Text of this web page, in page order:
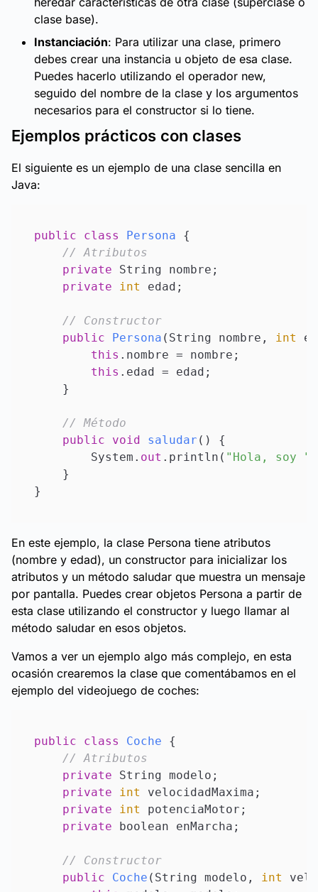
clase base).
Instanciación: Para utilizar una clase, primero
debes crear una instancia u objeto de esa clase.
Puedes hacerlo utilizando el operador new,
seguido del nombre de la clase y los argumentos
necesarios para el constructor si lo tiene.
Ejemplos prácticos con clases
El siguiente es un ejemplo de una clase sencilla en
Java:
public class Persona {
// Atributos
private String nombre;
private
int edad;
// Constructor
public
Persona ( String nombre, int
this .nombre = nombre;
this .edad = edad;
    }
// Método
public
void saludar ()
{
        System.
out .println( "Hola, soy "
    }
En este ejemplo, la clase Persona tiene atributos
(nombre y edad), un constructor para inicializar los
atributos y un método saludar que muestra un mensaje
por pantalla. Puedes crear objetos Persona a partir de
esta clase utilizando el constructor y luego llamar al
método saludar en esos objetos.
Vamos a ver un ejemplo algo más complejo, en esta
ocasión crearemos la clase que comentábamos en el
ejemplo del videojuego de coches:
public class Coche {
// Atributos
private String modelo;
private
int
velocidadMaxima;
private
int
potenciaMotor;
private boolean enMarcha;
// Constructor
public
Coche ( String modelo, int